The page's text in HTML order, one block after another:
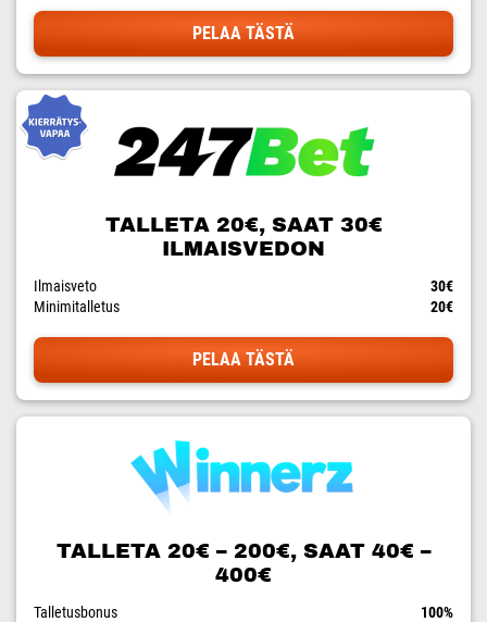
PELAA TÄSTÄ
TALLETA 20€, SAAT 30€
ILMAISVEDON
Ilmaisveto
30€
Minimitalletus
20€
PELAA TÄSTÄ
TALLETA 20€ – 200€, SAAT 40€ –
400€
Talletusbonus
100%